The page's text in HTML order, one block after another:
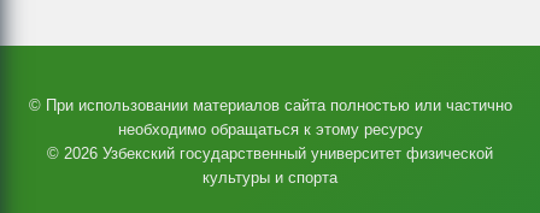
© При использовании материалов сайта полностью или частично
необходимо обращаться к этому ресурсу
© 2026 Узбекский государственный университет физической
культуры и спорта